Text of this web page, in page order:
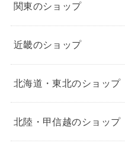
関東のショップ
近畿のショップ
北海道・東北のショップ
北陸・甲信越のショップ